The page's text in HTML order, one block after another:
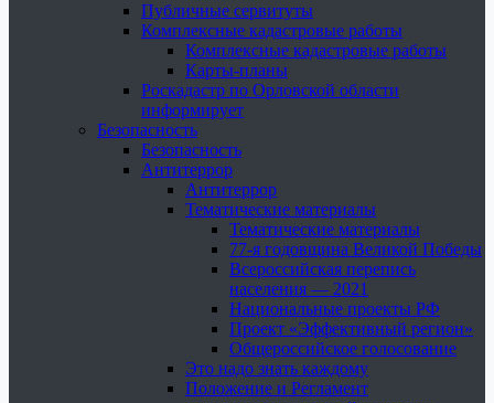
Публичные сервитуты
Комплексные кадастровые работы
Комплексные кадастровые работы
Карты-планы
Роскадастр по Орловской области
информирует
Безопасность
Безопасность
Антитеррор
Антитеррор
Тематические материалы
Тематические материалы
77-я годовщина Великой Победы
Всероссийская перепись
населения — 2021
Национальные проекты РФ
Проект «Эффективный регион»
Общероссийское голосование
Это надо знать каждому
Положение и Регламент